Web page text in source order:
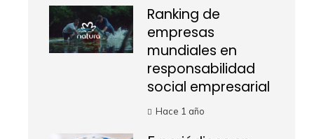
Ranking de
empresas
mundiales en
responsabilidad
social empresarial
Hace 1 año